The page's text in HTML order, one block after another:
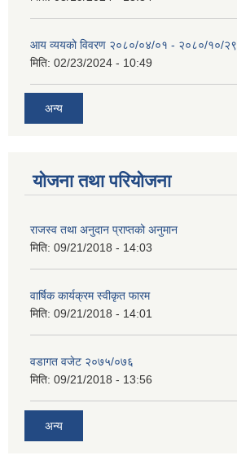
आय व्ययको विवरण २०८०/०४/०१ - २०८०/१०/२९
मिति: 02/23/2024 - 10:49
अन्य
योजना तथा परियोजना
राजस्व तथा अनुदान प्राप्तको अनुमान
मिति: 09/21/2018 - 14:03
वार्षिक कार्यक्रम स्वीकृत फारम
मिति: 09/21/2018 - 14:01
वडागत वजेट २०७५/०७६
मिति: 09/21/2018 - 13:56
अन्य